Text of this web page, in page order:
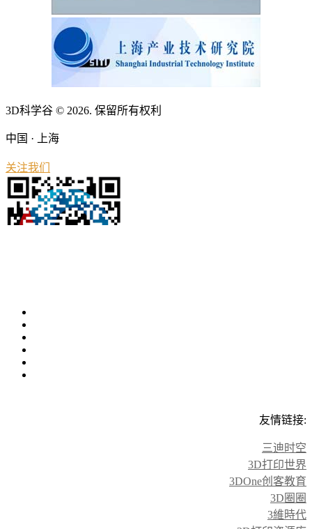
3D科学谷 © 2026. 保留所有权利
中国 · 上海
关注我们
友情链接:
三迪时空
3D打印世界
3DOne创客教育
3D圈圈
3維時代